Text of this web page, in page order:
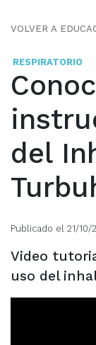
VOLVER A
RESPIRATORIO
del
Publicado el 21/10/
Video
uso del